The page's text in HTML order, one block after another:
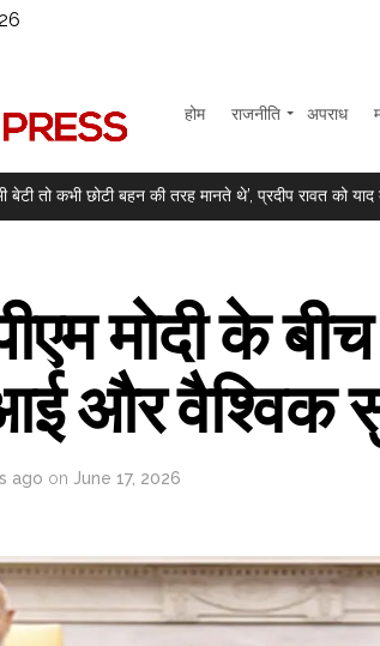
होम राजनीति अपराध
बेटी तो कभी छोटी बहन की तरह मानते थे’, प्रदीप रावत को
की मुश्किलें बढ़ीं, 16 करोड़ के कर्ज की वसूली के लिए बैंक ने
दिन हरे निशान में बंद हुआ बाजार, सेंसेक्स में 374 अंकों की बढ़त ...
वजन को नियंत्रित रखते हैं मुक्केबाज? प्रीति पवार ने समझाई
वायदा में दाम 1.49 लाख के पार ...
मॉडल ने साइबर सिक्योरिटी टेस्ट के दौरान बाहरी सिस्टम को
की पुण्यतिथि पर बंसुरी स्वराज ने लिखा, “समय आगे बढ़ता
मोदी के बीच
और वैश्विक
ago on June 17, 2026